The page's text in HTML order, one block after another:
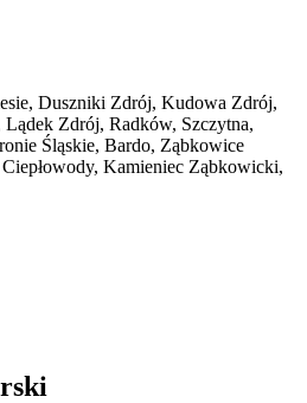
Duszniki Zdrój, Kudowa Zdrój,
Zdrój, Radków, Szczytna,
Śląskie, Bardo, Ząbkowice
Kamieniec Ząbkowicki,